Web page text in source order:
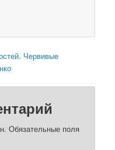
Червивые
Обязательные поля